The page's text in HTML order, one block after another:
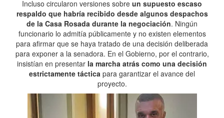
Incluso circularon versiones sobre un supuesto escaso
respaldo que habría recibido desde algunos despachos
de la Casa Rosada durante la negociación. Ningún
funcionario lo admitía públicamente y no existen elementos
para afirmar que se haya tratado de una decisión deliberada
para exponer a la senadora. En el Gobierno, por el contrario,
insistían en presentar la marcha atrás como una decisión
estrictamente táctica para garantizar el avance del
proyecto.